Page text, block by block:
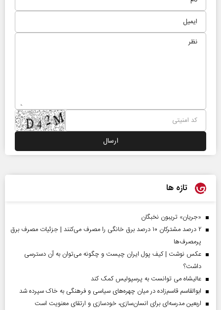
تازه ها
«جریان» تریبون نخبگان
۲ درصد مشترکان ۱۰ درصد برق خانگی را مصرف می‌کنند | جزئیات مصرف برق
پرمصرف‌ها
عکس نوشت | کیف پول ایران چیست و چگونه می‌توان به آن دسترسی
داشت؟
عالیشاه می توانست به پرسپولیس کمک کند
ابوالقاسم قاسم‌زاده در میان چهره‌های سیاسی و فرهنگی به خاک سپرده شد
اربعین مدرسه‌ای برای انسان‌سازی، خودسازی و ارتقای معنویت است